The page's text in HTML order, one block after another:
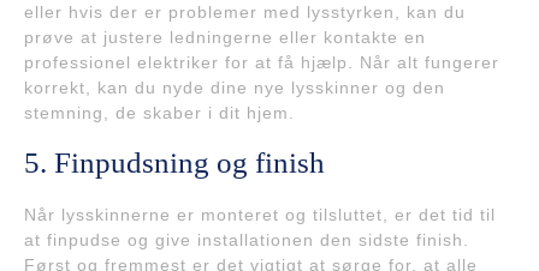
eller hvis der er problemer med lysstyrken, kan du
prøve at justere ledningerne eller kontakte en
professionel elektriker for at få hjælp. Når alt fungerer
korrekt, kan du nyde dine nye lysskinner og den
stemning, de skaber i dit hjem.
5. Finpudsning og finish
Når lysskinnerne er monteret og tilsluttet, er det tid til
at finpudse og give installationen den sidste finish.
Først og fremmest er det vigtigt at sørge for, at alle